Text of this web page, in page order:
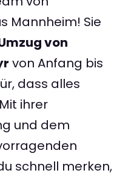
Mannheim! Sie
von
von Anfang bis
dass alles
ihrer
und dem
schnell merken,